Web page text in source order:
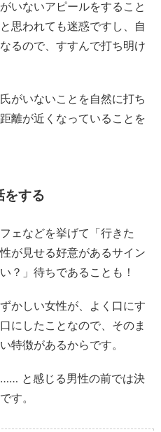
いないアピールをすること
思われても迷惑ですし、自
るので、すすんで打ち明け
がいないことを自然に打ち
離が近くなっていることを
をする
ェなどを挙げて「行きた
が見せる好意があるサイン
？」待ちであることも！
かしい女性が、よく口にす
にしたことなので、そのま
特徴があるからです。
と感じる男性の前では決
す。